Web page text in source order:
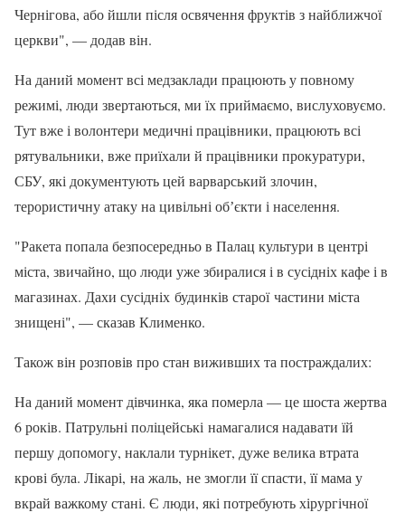
Чернігова, або йшли після освячення фруктів з найближчої
церкви", — додав він.
На даний момент всі медзаклади працюють у повному
режимі, люди звертаються, ми їх приймаємо, вислуховуємо.
Тут вже і волонтери медичні працівники, працюють всі
рятувальники, вже приїхали й працівники прокуратури,
СБУ, які документують цей варварський злочин,
терористичну атаку на цивільні обʼєкти і населення.
"Ракета попала безпосередньо в Палац культури в центрі
міста, звичайно, що люди уже збиралися і в сусідніх кафе і в
магазинах. Дахи сусідніх будинків старої частини міста
знищені", — сказав Клименко.
Також він розповів про стан виживших та постраждалих:
На даний момент дівчинка, яка померла — це шоста жертва
6 років. Патрульні поліцейські намагалися надавати їй
першу допомогу, наклали турнікет, дуже велика втрата
крові була. Лікарі, на жаль, не змогли її спасти, її мама у
вкрай важкому стані. Є люди, які потребують хірургічної